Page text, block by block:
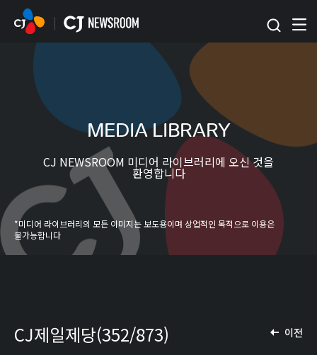
본문 바로가기
MEDIA LIBRARY
CJ NEWSROOM 미디어 라이브러리에 오신 것을
환영합니다
*미디어 라이브러리의 모든 이미지는 보도용이며 상업적인 목적으로 이용은
불가능합니다
이전
CJ제일제당(352/873)